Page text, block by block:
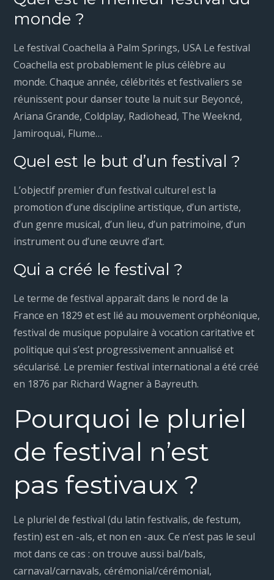
monde ?
Le festival Coachella à Palm Springs, USA Le festival
Coachella est probablement le plus célèbre au
monde. Chaque année, célébrités et festivaliers se
réunissent pour danser toute la nuit sur Beyoncé,
Ariana Grande, Coldplay, Radiohead, The Weeknd,
Jamiroquai, Flume…
Quel est le but d’un festival ?
L’objectif premier d’un festival culturel est la
promotion d’une discipline artistique, d’un artiste,
d’un genre musical, d’un lieu, d’un patrimoine, d’un
instrument ou d’une œuvre d’art.
Qui a créé le festival ?
Le terme de festival apparaît dans le nord de la
France en 1829 et est lié au mouvement orphéonique,
festival de musique populaire à vocation caritative et
politique qui s’est progressivement annualisé et
sécularisé. Le premier festival international a été créé
en 1876 par Richard Wagner à Bayreuth.
Pourquoi le pluriel
de festival n’est
pas festivaux ?
Le pluriel de festival (du latin festivalis, de festum,
festin) est en -als, et non en -aux. Ce n’est pas le seul
mot dans ce cas : on trouve aussi bal/bals,
carnaval/carnavals, cérémonial/cérémonial,